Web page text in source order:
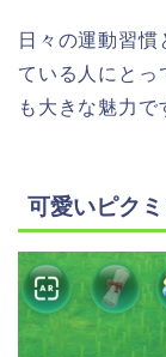
日々の運動習
ている人にとっ
も大きな魅力で
可愛いピク